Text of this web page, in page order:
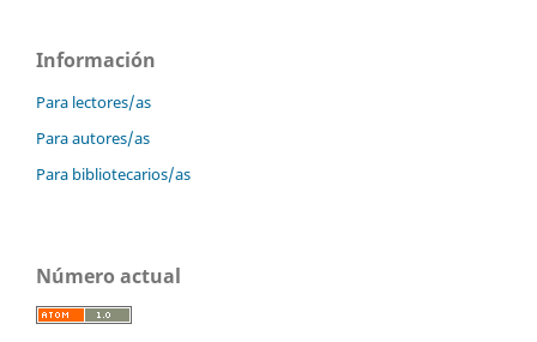
Información
Para lectores/as
Para autores/as
Para bibliotecarios/as
Número actual